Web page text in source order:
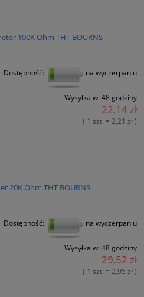
100K Ohm THT BOURNS
Dostępność: na wyczerpaniu
Wysyłka w: 48 godziny
22,14 zł
( 1 szt. = 2,21 zł )
20K Ohm THT BOURNS
Dostępność: na wyczerpaniu
Wysyłka w: 48 godziny
29,52 zł
( 1 szt. = 2,95 zł )